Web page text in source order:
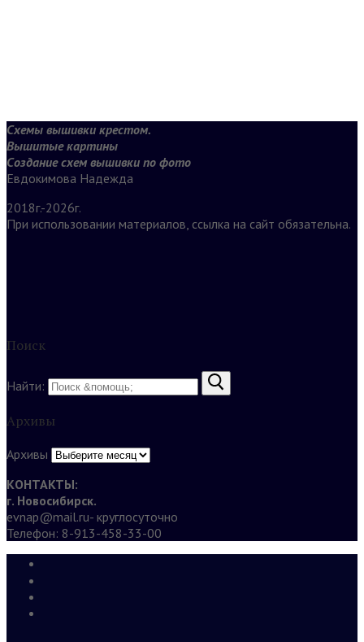
Схемы вышивки крестом.
Вышитые картины
Создание схем вышивки по фото
Евдокимова Надежда
2018г.-2026г.
При использовании материалов, ссылка на сайт обязательна.
Поиск
Найти:
Архивы
Архивы
КОНТАКТЫ:
г. Новосибирск.
evnap@mail.ru- круглосуточно
Телефон: 8-913-458-33-00